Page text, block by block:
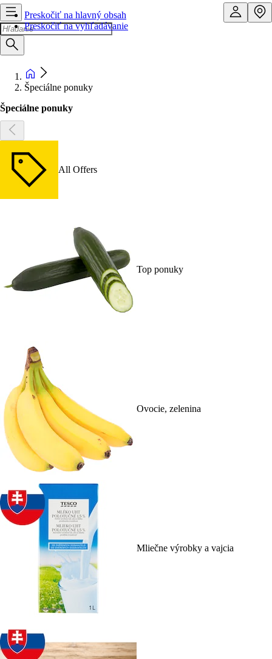
Preskočiť na hlavný obsah
Preskočiť na vyhľadávanie
Špeciálne ponuky
Špeciálne ponuky
All Offers
Top ponuky
Ovocie, zelenina
Mliečne výrobky a vajcia